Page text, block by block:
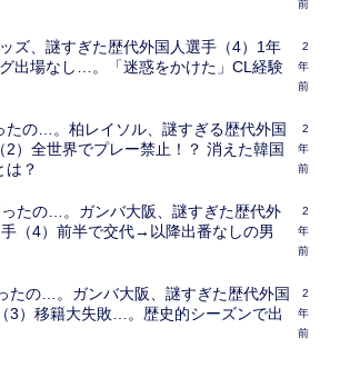
前
ズ、謎すぎた歴代外国人選手（4）1年
出場なし…。「迷惑をかけた」CL経験
2
年
前
たの…。柏レイソル、謎すぎる歴代外国
2）全世界でプレー禁止！？ 消えた韓国
は？
2
年
前
たの…。ガンバ大阪、謎すぎた歴代外
（4）前半で交代→以降出番なしの男
2
年
前
たの…。ガンバ大阪、謎すぎた歴代外国
3）移籍大失敗…。歴史的シーズンで出
2
年
前